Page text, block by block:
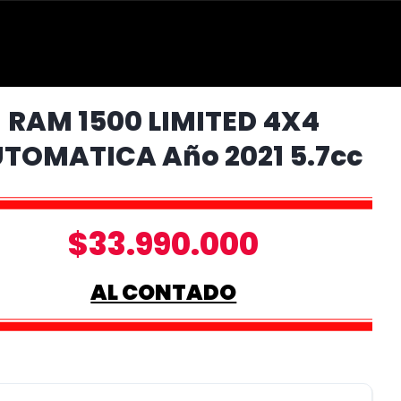
RAM 1500 LIMITED 4X4
Año 2021 5.7cc
$33.990.000
AL CONTADO